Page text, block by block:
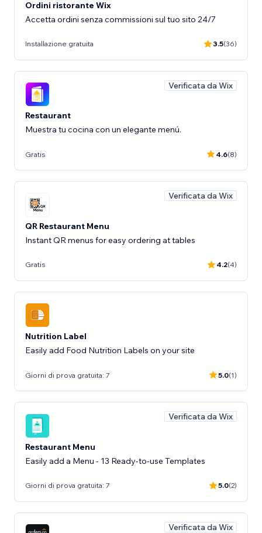
Ordini ristorante Wix
Accetta ordini senza commissioni sul tuo sito 24/7
Installazione gratuita 3.5(36)
Verificata da Wix
Restaurant
Muestra tu cocina con un elegante menú.
Gratis 4.6(8)
Verificata da Wix
QR Restaurant Menu
Instant QR menus for easy ordering at tables
Gratis 4.2(4)
Nutrition Label
Easily add Food Nutrition Labels on your site
Giorni di prova gratuita: 7 5.0(1)
Verificata da Wix
Restaurant Menu
Easily add a Menu - 13 Ready-to-use Templates
Giorni di prova gratuita: 7 5.0(2)
Verificata da Wix